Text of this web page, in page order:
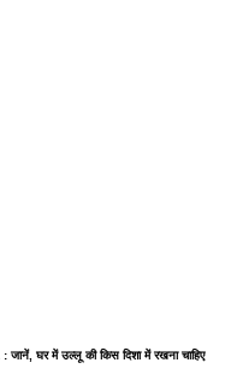
घर में उल्लू की किस दिशा में रखना चाहिए